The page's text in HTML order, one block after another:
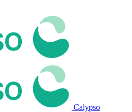
Calypso